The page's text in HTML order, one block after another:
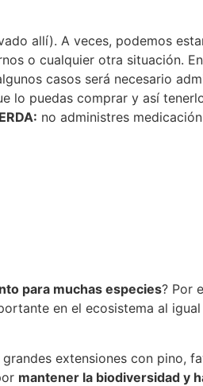
allí). A veces, podemos
o cualquier otra situación.
casos será necesario
lo puedas comprar y así
no administres
para muchas especies? Por
en el ecosistema al igual
extensiones con pino,
mantener la biodiversidad y